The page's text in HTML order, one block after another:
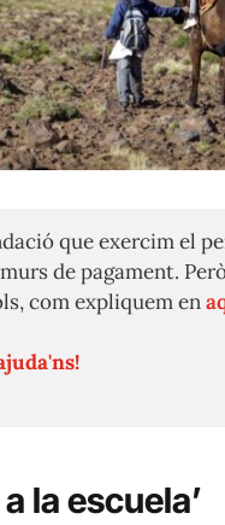
que exercim el
de pagament.
com expliquem en
la escuela’